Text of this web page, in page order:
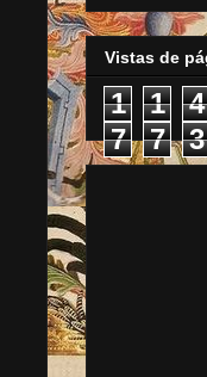
Vistas de
1 1 4
7
7 3